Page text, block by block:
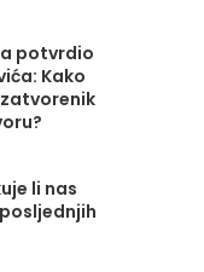
potvrdio
Kako
li nas